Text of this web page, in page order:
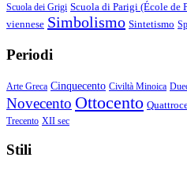
Scuola dei Grigi Scuola di Parigi (École de
viennese Simbolismo Sintetismo
Periodi
Arte Greca Cinquecento Civiltà Minoica
Novecento Ottocento
Trecento XII sec
Stili